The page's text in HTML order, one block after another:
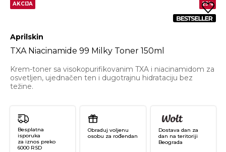
AKCIJA 25%
Aprilskin
TXA Niacinamide 99 Milky Toner 150ml
Krem-toner sa visokopurifikovanim TXA i niacinamidom za
osvetljen, ujednačen ten i dugotrajnu hidrataciju bez
težine.
Besplatna
isporuka
za iznos preko
6000 RSD
Obraduj voljenu
osobu za rođendan
Dostava dan za
dan na teritoriji
Beograda